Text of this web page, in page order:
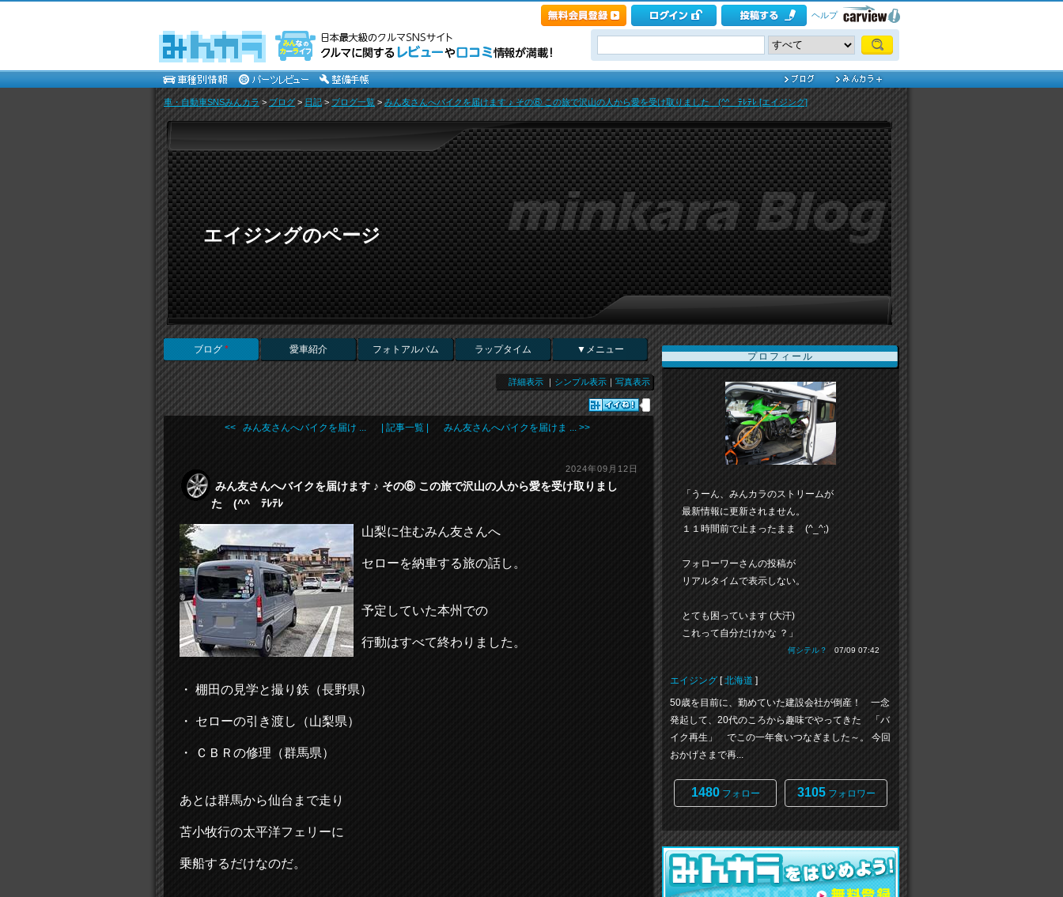
ヘルプ
車・自動車SNSみんカラ>ブログ>日記>ブログ一覧 >みん友さんへバイクを届けます ♪ その⑥ この旅で沢山の人から愛を受け取りました (^^ゞﾃﾚﾃﾚ [エイジング]
エイジングのページ
ブログ* 愛車紹介 フォトアルバム ラップタイム ▼メニュー
詳細表示 ｜ シンプル表示 ｜ 写真表示
<< みん友さんへバイクを届け ... | 記事一覧 | みん友さんへバイクを届けま ... >>
2024年09月12日
みん友さんへバイクを届けます ♪ その⑥ この旅で沢山の人から愛を受け取りまし
た (^^ゞﾃﾚﾃﾚ
山梨に住むみん友さんへ
セローを納車する旅の話し。
予定していた本州での
行動はすべて終わりました。
・ 棚田の見学と撮り鉄（長野県）
・ セローの引き渡し（山梨県）
・ ＣＢＲの修理（群馬県）
あとは群馬から仙台まで走り
苫小牧行の太平洋フェリーに
乗船するだけなのだ。
プロフィール
「うーん、みんカラのストリームが
最新情報に更新されません。
１１時間前で止まったまま (^_^;)
フォローワーさんの投稿が
リアルタイムで表示しない。
とても困っています (大汗)
これって自分だけかな ？」
何シテル？ 07/09 07:42
エイジング [北海道 ]
50歳を目前に、勤めていた建設会社が倒産！ 一念
発起して、20代のころから趣味でやってきた 「バ
イク再生」 でこの一年食いつなぎました～。 今回
おかげさまで再...
1480フォロー 3105フォロワー